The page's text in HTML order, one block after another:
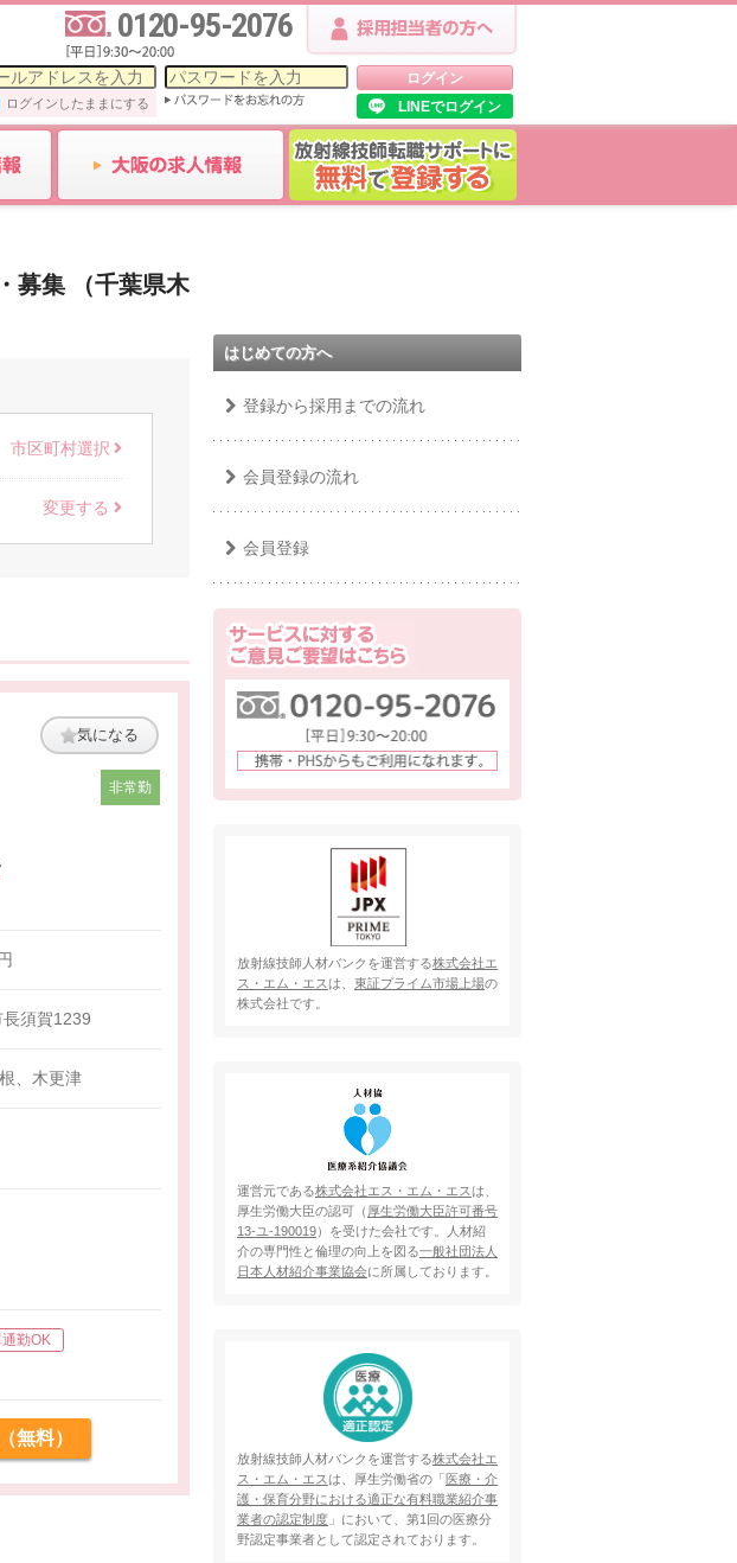
0120-95-2076
ログインしたままにする LINEでログイン
募集 （千葉県木
市区町村選択
変更する
気になる
非常勤
須賀1239
、木更津
勤OK
無料）
はじめての方へ
登録から採用までの流れ
会員登録の流れ
会員登録
放射線技師人材バンクを運営する株式会社エ
ス・エム・エスは、 東証プライム市場上場の
株式会社です。
運営元である株式会社エス・エム・エスは、
厚生労働大臣の認可（ 厚生労働大臣許可番号
13-ユ-190019）を受けた会社です。人材紹
介の専門性と倫理の向上を図る一般社団法人
日本人材紹介事業協会に所属しております。
放射線技師人材バンクを運営する株式会社エ
ス・エム・エスは、厚生労働省の「 医療・介
護・保育分野における適正な有料職業紹介事
業者の認定制度」において、第1回の医療分
野認定事業者として認定されております。